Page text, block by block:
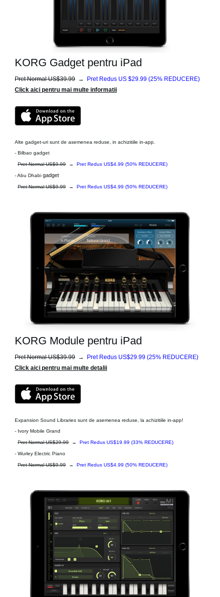
KORG Gadget pentru iPad
Pret Normal US$39.99 → Pret Redus US $29.99 (25% REDUCERE)
Click aici pentru mai multe informatii
Alte gadget-uri sunt de asemenea reduse, in achizitiile in-app.
- Bilbao gadget
Pret Normal US$9.99 → Pret Redus US$4.99 (50% REDUCERE)
- Abu Dhabi gadget
Pret Normal US$9.99 → Pret Redus US$4.99 (50% REDUCERE)
KORG Module pentru iPad
Pret Normal US$39.99 → Pret Redus US$29.99 (25% REDUCERE)
Click aici pentru mai multe detalii
Expansion Sound Libraries sunt de asemenea reduse, la achizitiile in-app!
- Ivory Mobile Grand
Pret Normal US$29.99 → Pret Redus US$19.99 (33% REDUCERE)
- Wurley Electric Piano
Pret Normal US$9.99 → Pret Redus US$4.99 (50% REDUCERE)